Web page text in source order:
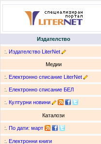
Издателство
:. Издателство LiterNet
Медии
:. Електронно списание LiterNet
:. Електронно списание БЕЛ
:. Културни новини
Каталози
:. По дати: март
:. Електронни книги